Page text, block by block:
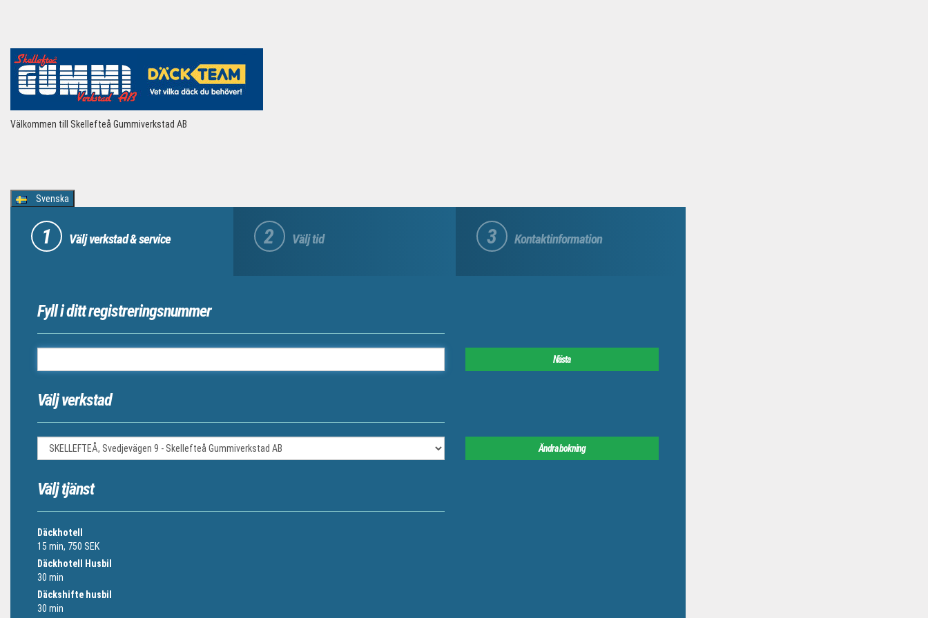
Välkommen till Skellefteå Gummiverkstad AB
Svenska
1 Välj verkstad & service 2 Välj tid 3 Kontaktinformation
Fyll i ditt registreringsnummer
Nästa
Välj verkstad
Ändra bokning
Välj tjänst
Däckhotell
15 min, 750 SEK
Däckhotell Husbil
30 min
Däckshifte husbil
30 min